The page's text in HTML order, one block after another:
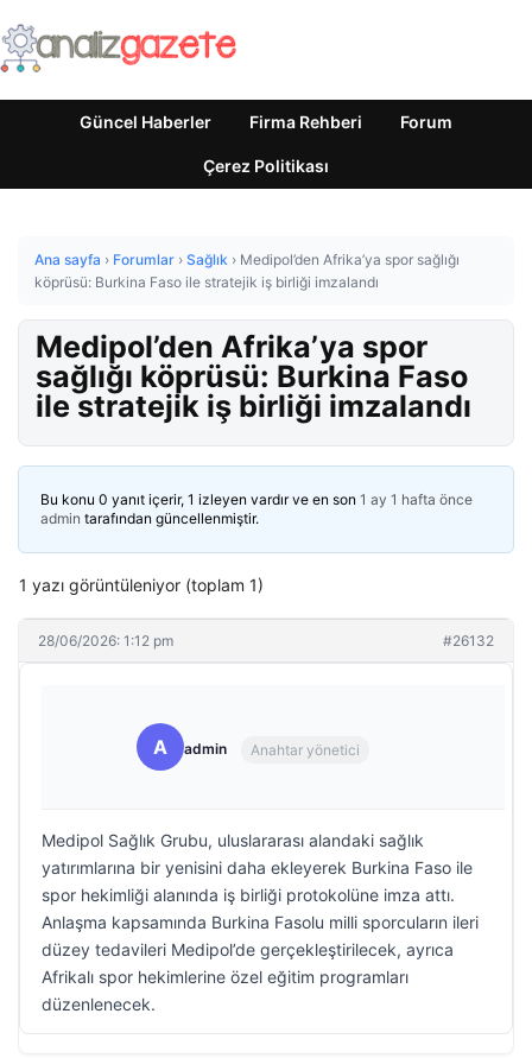
Güncel Haberler Firma Rehberi Forum
Çerez Politikası
Ana sayfa › Forumlar › Sağlık › Medipol’den Afrika’ya spor sağlığı
köprüsü: Burkina Faso ile stratejik iş birliği imzalandı
Medipol’den Afrika’ya spor
sağlığı köprüsü: Burkina Faso
ile stratejik iş birliği imzalandı
Bu konu 0 yanıt içerir, 1 izleyen vardır ve en son 1 ay 1 hafta önce
admin tarafından güncellenmiştir.
1 yazı görüntüleniyor (toplam 1)
28/06/2026: 1:12 pm #26132
A admin Anahtar yönetici
Medipol Sağlık Grubu, uluslararası alandaki sağlık
yatırımlarına bir yenisini daha ekleyerek Burkina Faso ile
spor hekimliği alanında iş birliği protokolüne imza attı.
Anlaşma kapsamında Burkina Fasolu milli sporcuların ileri
düzey tedavileri Medipol’de gerçekleştirilecek, ayrıca
Afrikalı spor hekimlerine özel eğitim programları
düzenlenecek.